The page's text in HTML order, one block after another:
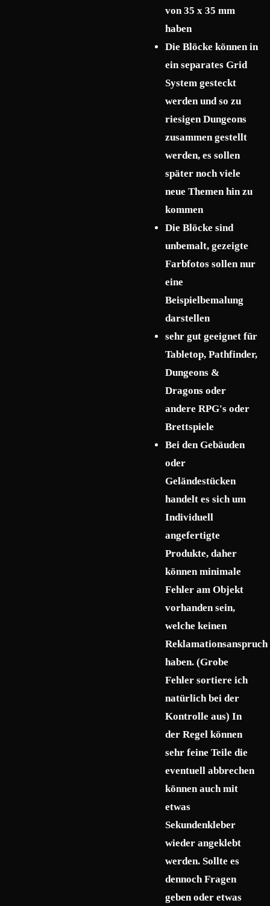
von 35 x 35 mm
haben
Die Blöcke können in
ein separates Grid
System gesteckt
werden und so zu
riesigen Dungeons
zusammen gestellt
werden, es sollen
später noch viele
neue Themen hin zu
kommen
Die Blöcke sind
unbemalt, gezeigte
Farbfotos sollen nur
eine
Beispielbemalung
darstellen
sehr gut geeignet für
Tabletop, Pathfinder,
Dungeons &
Dragons oder
andere RPG's oder
Brettspiele
Bei den Gebäuden
oder
Geländestücken
handelt es sich um
Individuell
angefertigte
Produkte, daher
können minimale
Fehler am Objekt
vorhanden sein,
welche keinen
Reklamationsanspruch
haben. (Grobe
Fehler sortiere ich
natürlich bei der
Kontrolle aus) In
der Regel können
sehr feine Teile die
eventuell abbrechen
können auch mit
etwas
Sekundenkleber
wieder angeklebt
werden. Sollte es
dennoch Fragen
geben oder etwas